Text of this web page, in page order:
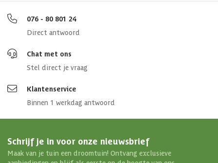
076 - 80 801 24
Direct antwoord
Chat met ons
Stel direct je vraag
Klantenservice
Binnen 1 werkdag antwoord
Schrijf je in voor onze nieuwsbrief
Maak van je tuin een droomtuin! Ontvang exclusieve